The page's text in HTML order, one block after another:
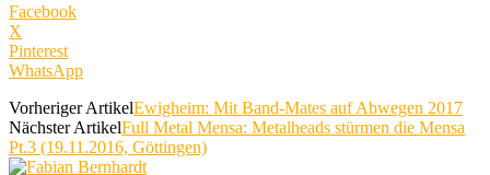
Facebook
X
Pinterest
WhatsApp
Vorheriger ArtikelEwigheim: Mit Band-Mates auf Abwegen 2017
Nächster ArtikelFull Metal Mensa: Metalheads stürmen die Mensa
Pt.3 (19.11.2016, Göttingen)